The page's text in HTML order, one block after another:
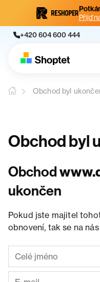
Přijď
+420 604 600 444
Obchod byl
Obchod byl
Obchod
ukončen
Pokud jste majitel
obnovení, tak se na